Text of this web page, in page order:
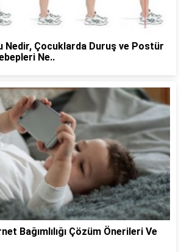
Nedir, Çocuklarda Duruş ve Postür
Ne..
Bağımlılığı Çözüm Önerileri Ve